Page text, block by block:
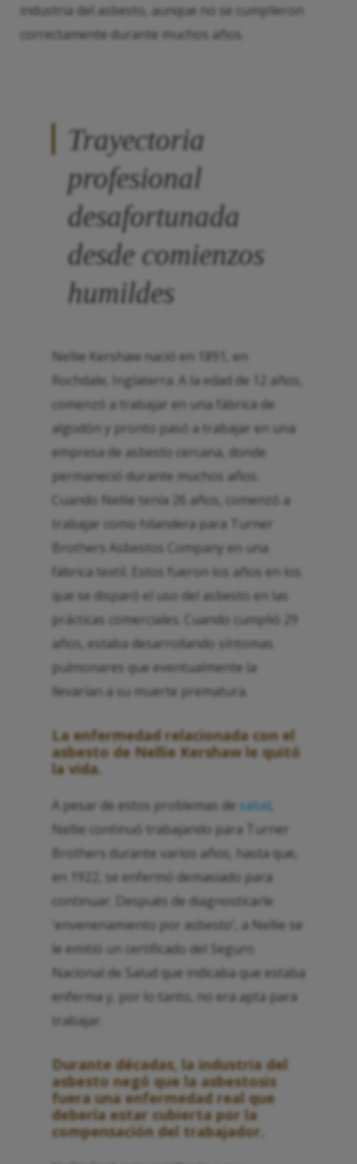
industria del asbesto, aunque no se cumplieron
correctamente durante muchos años.
Trayectoria
profesional
desafortunada
desde comienzos
humildes
Nellie Kershaw nació en 1891, en
Rochdale, Inglaterra. A la edad de 12 años,
comenzó a trabajar en una fábrica de
algodón y pronto pasó a trabajar en una
empresa de asbesto cercana, donde
permaneció durante muchos años.
Cuando Nellie tenía 26 años, comenzó a
trabajar como hilandera para Turner
Brothers Asbestos Company en una
fábrica textil. Estos fueron los años en los
que se disparó el uso del asbesto en las
prácticas comerciales. Cuando cumplió 29
años, estaba desarrollando síntomas
pulmonares que eventualmente la
llevarían a su muerte prematura.
La enfermedad relacionada con el
asbesto de Nellie Kershaw le quitó
la vida.
A pesar de estos problemas de salud
Nellie continuó trabajando para Turner
Brothers durante varios años, hasta que,
en 1922, se enfermó demasiado para
continuar. Después de diagnosticarle
'envenenamiento por asbesto', a Nellie se
le emitió un certificado del Seguro
Nacional de Salud que indicaba que estaba
enferma y, por lo tanto, no era apta para
trabajar.
Durante décadas, la industria del
asbesto negó que la asbestosis
fuera una enfermedad real que
debería estar cubierta por la
compensación del trabajador.